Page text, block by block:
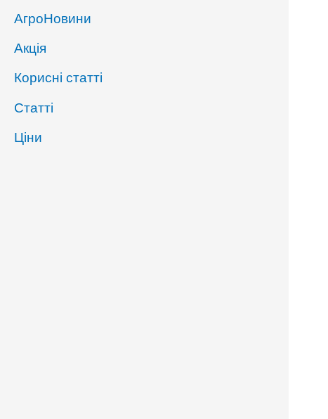
АгроНовини
Акція
Корисні статті
Статті
Ціни